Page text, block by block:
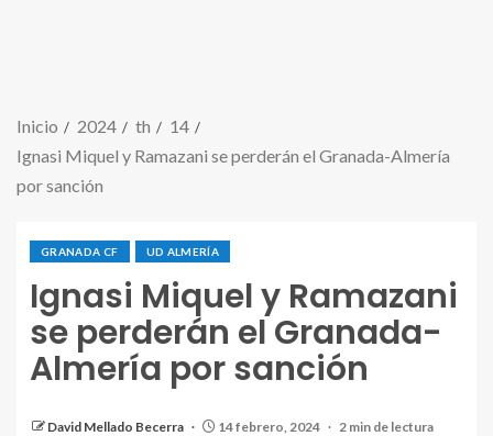
Inicio 2024 th
14
Ignasi Miquel y Ramazani se perderán el Granada-Almería
por sanción
GRANADA CF UD ALMERÍA
Ignasi Miquel y Ramazani
se perderán el Granada-
Almería por sanción
David Mellado Becerra 14 febrero, 2024 2 min de lectura
of Granada CF reacts during the LaLiga EA Sports
match between FC Barcelona and Granada CF at
Estadi Olimpic Lluis Companys on February 11, 2024
in Barcelona, Spain. (Photo by Jose Manuel
Alvarez/Quality Sport Images/Getty Images)